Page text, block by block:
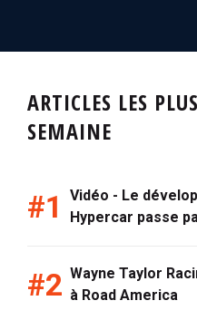
ARTICLES LES
SEMAINE
Vidéo - Le
Hypercar passe
Wayne Taylor
à Road America